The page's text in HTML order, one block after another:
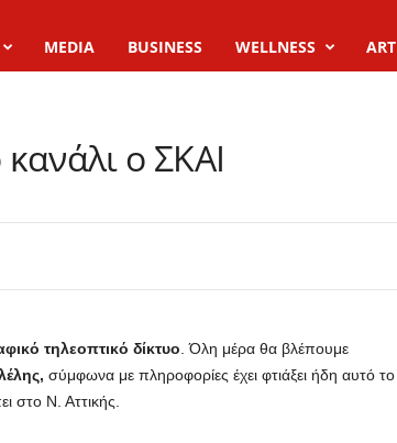
MEDIA BUSINESS WELLNESS ART
κανάλι o ΣΚΑΙ
τηλεοπτικό δίκτυο . Όλη μέρα θα βλέπουμε
σύμφωνα με πληροφορίες έχει φτιάξει ήδη αυτό το
στο Ν. Αττικής.